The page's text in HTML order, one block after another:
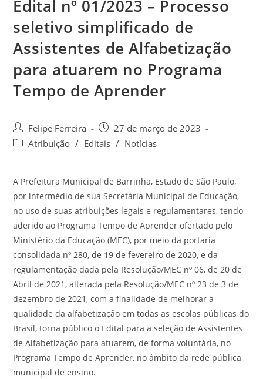
Edital nº 01/2023 – Processo
seletivo simplificado de
Assistentes de Alfabetização
para atuarem no Programa
Tempo de Aprender
Felipe Ferreira
27 de março de 2023
Atribuição / Editais / Notícias
A Prefeitura Municipal de Barrinha, Estado de São Paulo,
por intermédio de sua Secretária Municipal de Educação,
no uso de suas atribuições legais e regulamentares, tendo
aderido ao Programa Tempo de Aprender ofertado pelo
Ministério da Educação (MEC), por meio da portaria
consolidada nº 280, de 19 de fevereiro de 2020, e da
regulamentação dada pela Resolução/MEC nº 06, de 20 de
Abril de 2021, alterada pela Resolução/MEC nº 23 de 3 de
dezembro de 2021, com a finalidade de melhorar a
qualidade da alfabetização em todas as escolas públicas do
Brasil, torna público o Edital para a seleção de Assistentes
de Alfabetização para atuarem, de forma voluntária, no
Programa Tempo de Aprender, no âmbito da rede pública
municipal de ensino.